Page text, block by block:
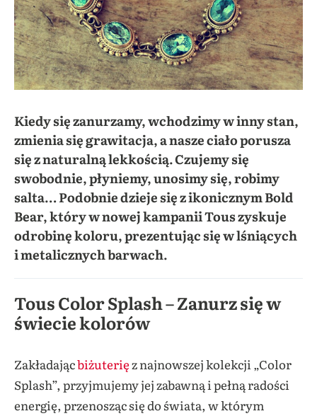
Kiedy się zanurzamy, wchodzimy w inny stan,
zmienia się grawitacja, a nasze ciało porusza
się z naturalną lekkością. Czujemy się
swobodnie, płyniemy, unosimy się, robimy
salta… Podobnie dzieje się z ikonicznym Bold
Bear, który w nowej kampanii Tous zyskuje
odrobinę koloru, prezentując się w lśniących
i metalicznych barwach.
Tous Color Splash – Zanurz się w
świecie kolorów
Zakładającbiżuterięz najnowszej kolekcji „Color
Splash”, przyjmujemy jej zabawną i pełną radości
energię, przenosząc się do świata, w którym